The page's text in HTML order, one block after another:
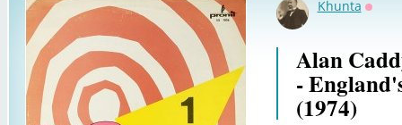
Khunta
Alan
-
(1974)